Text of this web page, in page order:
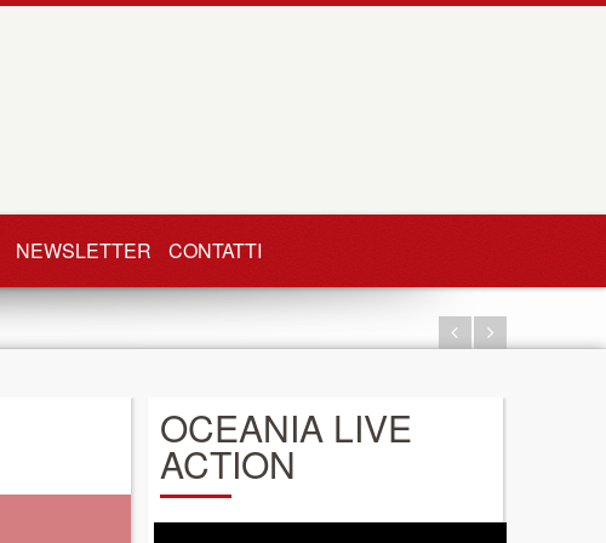
NEWSLETTER CONTATTI
OCEANIA LIVE
ACTION